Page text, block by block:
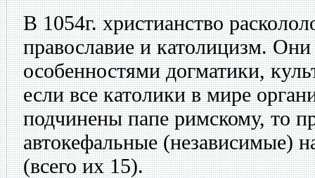
В 1054г. христианство
православие и католицизм.
особенностями догматики,
если все католики в мире
подчинены папе римскому, то
автокефальные (независимые)
(всего их 15).